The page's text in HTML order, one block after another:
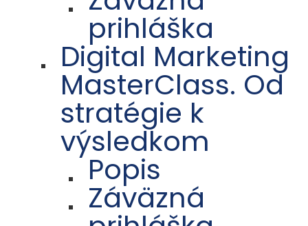
prihláška
Digital Marketing
MasterClass. Od
stratégie k
výsledkom
Popis
Záväzná